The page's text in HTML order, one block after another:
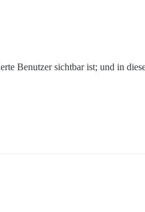
Benutzer sichtbar ist; und in